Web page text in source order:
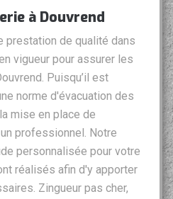
à Douvrend
prestation de qualité dans
vigueur pour assurer les
Puisqu’il est
norme d'évacuation des
mise en place de
professionnel. Notre
personnalisée pour votre
réalisés afin d'y apporter
Zingueur pas cher,